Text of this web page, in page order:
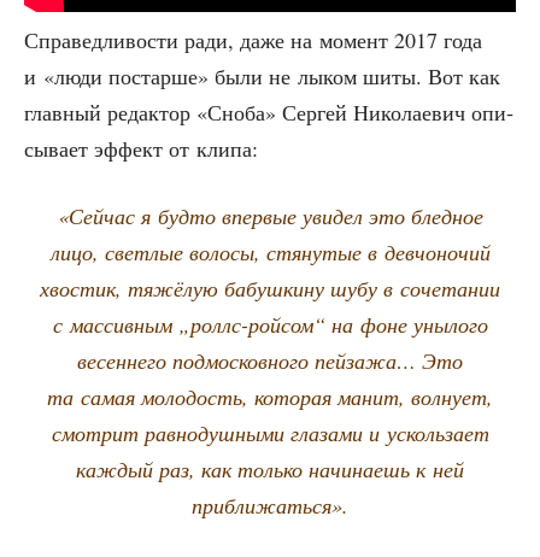
Спра­вед­ли­во­сти ради, даже на момент 2017 года
и «люди постар­ше» были не лыком шиты. Вот как
глав­ный редак­тор «Сно­ба» Сер­гей Нико­ла­е­вич опи­
сы­ва­ет эффект от клипа:
«Сей­час я буд­то впер­вые уви­дел это блед­ное
лицо, свет­лые воло­сы, стя­ну­тые в дев­чо­но­чий
хво­стик, тяжё­лую бабуш­ки­ну шубу в соче­та­нии
с мас­сив­ным „роллс-рой­сом“ на фоне уны­ло­го
весен­не­го под­мос­ков­но­го пей­за­жа… Это
та самая моло­дость, кото­рая манит, вол­ну­ет,
смот­рит рав­но­душ­ны­ми гла­за­ми и усколь­за­ет
каж­дый раз, как толь­ко начи­на­ешь к ней
приближаться».